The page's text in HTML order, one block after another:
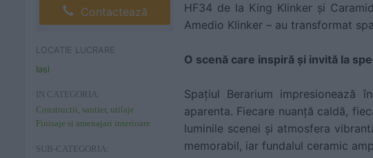
Contactează
LOCATIE LUCRARE
Iasi
IN CATEGORIA:
Constructii, santier, utilaje
Finisaje si amenajari interioare
SUB-CATEGORIA:
HF34 de la King Klinker și
Amedio Klinker – au transformat
O scenă care inspiră și invită la
Spațiul Berarium
aparenta. Fiecare nuanță caldă,
luminile scenei și atmosfera
memorabil, iar fundalul ceramic